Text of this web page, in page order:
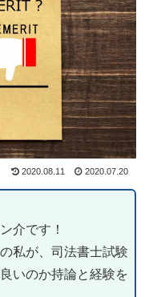
2020.08.11 2020.07.20
介です！
私が、司法書士試験
いのか持論と経験を